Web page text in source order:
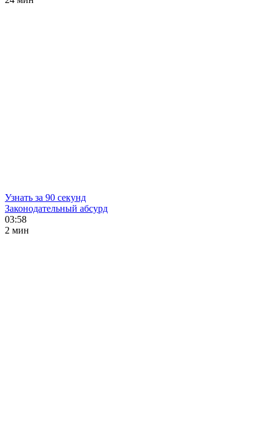
Узнать за 90 секунд
Законодательный абсурд
03:58
2 мин